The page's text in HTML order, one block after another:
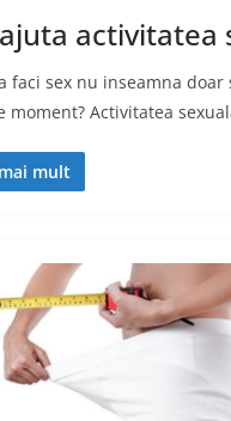
activitatea
faci sex nu inseamna
moment? Activitatea
mult